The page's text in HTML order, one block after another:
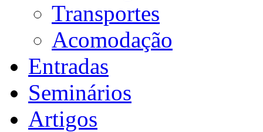
Transportes
Acomodação
Entradas
Seminários
Artigos